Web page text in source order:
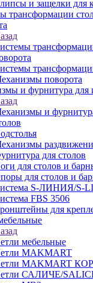
и защелки для
трансформации
поворота
и фурнитура для
и
для столов
для столов и
для столов и
S-ЛИНИЯ/S-
FBS 3506
для
мебельные
MAKMART
MAKMART
САЛИЧЕ/